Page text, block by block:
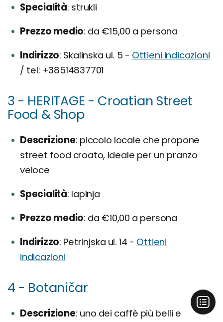
Specialità strukli
Prezzo medio da €15,00 a persona
Indirizzo Skalinska ul. 5 - Ottieni indicazioni
/ tel: +38514837701
3 - HERITAGE - Croatian Street
Food & Shop
Descrizione piccolo locale che propone
street food croato, ideale per un pranzo
veloce
Specialità lapinja
Prezzo medio da €10,00 a persona
Indirizzo Petrinjska ul. 14 - Ottieni
indicazioni
4 - Botaničar
Descrizione uno dei caffè più belli e